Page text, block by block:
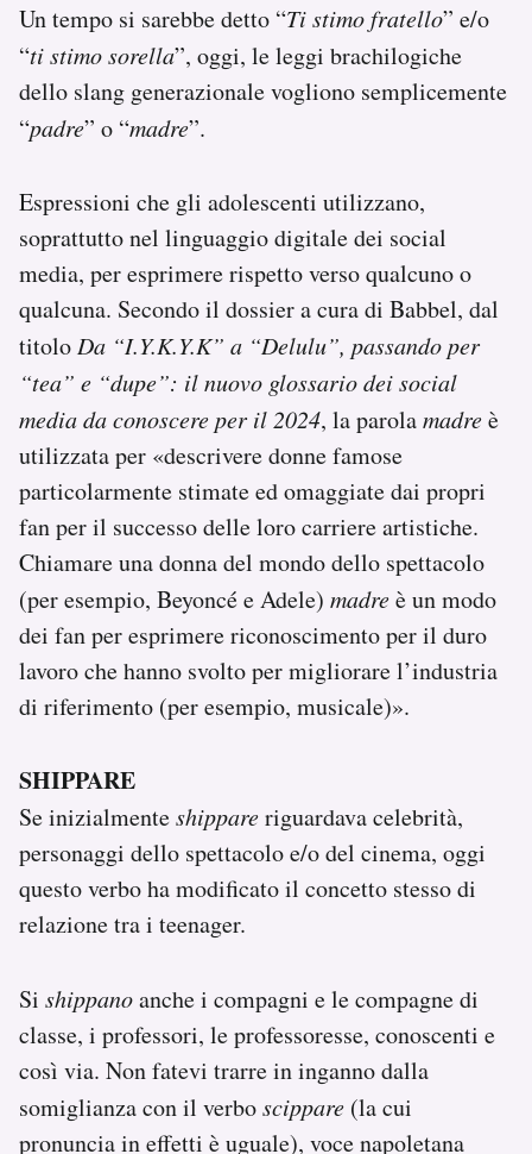
Un tempo si sarebbe detto “Ti stimo fratello” e/o
“ti stimo sorella”, oggi, le leggi brachilogiche
dello slang generazionale vogliono semplicemente
“padre” o “madre”.
Espressioni che gli adolescenti utilizzano,
soprattutto nel linguaggio digitale dei social
media, per esprimere rispetto verso qualcuno o
qualcuna. Secondo il dossier a cura di Babbel, dal
titolo Da “I.Y.K.Y.K” a “Delulu”, passando per
“tea” e “dupe”: il nuovo glossario dei social
media da conoscere per il 2024, la parolamadreè
utilizzata per «descrivere donne famose
particolarmente stimate ed omaggiate dai propri
fan per il successo delle loro carriere artistiche.
Chiamare una donna del mondo dello spettacolo
(per esempio, Beyoncé e Adele) madreè un modo
dei fan per esprimere riconoscimento per il duro
lavoro che hanno svolto per migliorare l’industria
di riferimento (per esempio, musicale)».
SHIPPARE
Se inizialmenteshippareriguardava celebrità,
personaggi dello spettacolo e/o del cinema, oggi
questo verbo ha modificato il concetto stesso di
relazione tra i teenager.
Si shippanoanche i compagni e le compagne di
classe, i professori, le professoresse, conoscenti e
così via. Non fatevi trarre in inganno dalla
somiglianza con il verboscippare (la cui
pronuncia in effetti è uguale), voce napoletana